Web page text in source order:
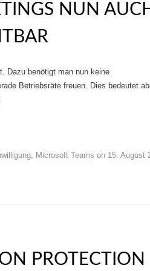
NUN
Dazu benötigt man nun keine
Betriebsräte freuen. Dies bedeutet
, Microsoft Teams on 15. August
PROTECTION